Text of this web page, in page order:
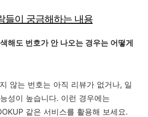
들이 궁금해하는 내용
해도 번호가 안 나오는 경우는 어떻게
않는 번호는 아직 리뷰가 없거나, 일
성이 높습니다. 이런 경우에는
같은 서비스를 활용해 보세요.